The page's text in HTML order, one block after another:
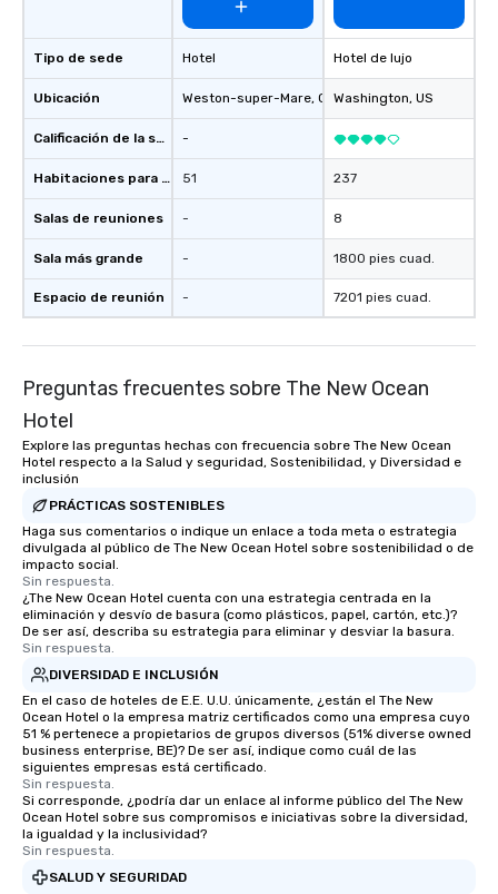
Tipo de sede
Ubicación
Calificación de la sede
Habitaciones para huéspedes
Salas de reuniones
Sala más grande
Espacio de reunión
Hotel
Weston-super-Mare, GB1
-
51
-
-
-
Hotel de lujo
Washington, US
237
8
1800 pies cuad.
7201 pies cuad.
Preguntas frecuentes sobre The New Ocean
Hotel
Explore las preguntas hechas con frecuencia sobre The New Ocean
Hotel respecto a la Salud y seguridad, Sostenibilidad, y Diversidad e
inclusión
PRÁCTICAS SOSTENIBLES
Haga sus comentarios o indique un enlace a toda meta o estrategia
divulgada al público de The New Ocean Hotel sobre sostenibilidad o de
impacto social.
Sin respuesta.
¿The New Ocean Hotel cuenta con una estrategia centrada en la
eliminación y desvío de basura (como plásticos, papel, cartón, etc.)?
De ser así, describa su estrategia para eliminar y desviar la basura.
Sin respuesta.
DIVERSIDAD E INCLUSIÓN
En el caso de hoteles de E.E. U.U. únicamente, ¿están el The New
Ocean Hotel o la empresa matriz certificados como una empresa cuyo
51 % pertenece a propietarios de grupos diversos (51% diverse owned
business enterprise, BE)? De ser así, indique como cuál de las
siguientes empresas está certificado.
Sin respuesta.
Si corresponde, ¿podría dar un enlace al informe público del The New
Ocean Hotel sobre sus compromisos e iniciativas sobre la diversidad,
la igualdad y la inclusividad?
Sin respuesta.
SALUD Y SEGURIDAD